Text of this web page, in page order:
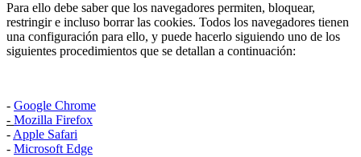
Para ello debe saber que los navegadores permiten, bloquear,
restringir e incluso borrar las cookies. Todos los navegadores tienen
una configuración para ello, y puede hacerlo siguiendo uno de los
siguientes procedimientos que se detallan a continuación:
- Google Chrome
- Mozilla Firefox
- Apple Safari
- Microsoft Edge